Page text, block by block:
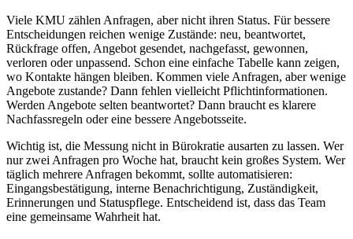
Viele KMU zählen Anfragen, aber nicht ihren Status. Für bessere
Entscheidungen reichen wenige Zustände: neu, beantwortet,
Rückfrage offen, Angebot gesendet, nachgefasst, gewonnen,
verloren oder unpassend. Schon eine einfache Tabelle kann zeigen,
wo Kontakte hängen bleiben. Kommen viele Anfragen, aber wenige
Angebote zustande? Dann fehlen vielleicht Pflichtinformationen.
Werden Angebote selten beantwortet? Dann braucht es klarere
Nachfassregeln oder eine bessere Angebotsseite.
Wichtig ist, die Messung nicht in Bürokratie ausarten zu lassen. Wer
nur zwei Anfragen pro Woche hat, braucht kein großes System. Wer
täglich mehrere Anfragen bekommt, sollte automatisieren:
Eingangsbestätigung, interne Benachrichtigung, Zuständigkeit,
Erinnerungen und Statuspflege. Entscheidend ist, dass das Team
eine gemeinsame Wahrheit hat.